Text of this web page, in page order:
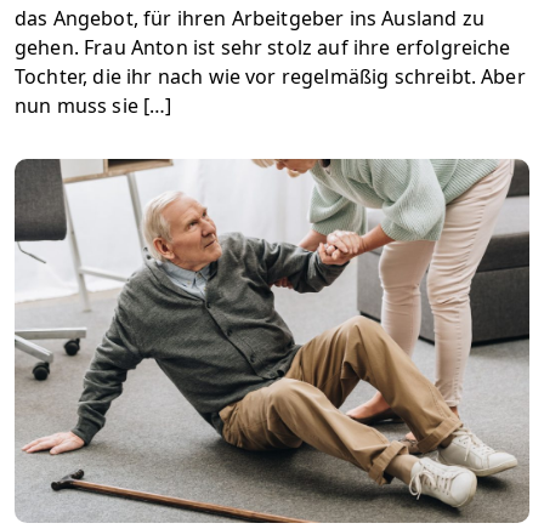
das Angebot, für ihren Arbeitgeber ins Ausland zu
gehen. Frau Anton ist sehr stolz auf ihre erfolgreiche
Tochter, die ihr nach wie vor regelmäßig schreibt. Aber
nun muss sie […]